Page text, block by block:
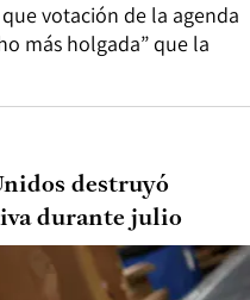
votación de la agenda
más holgada” que la
destruyó
durante julio